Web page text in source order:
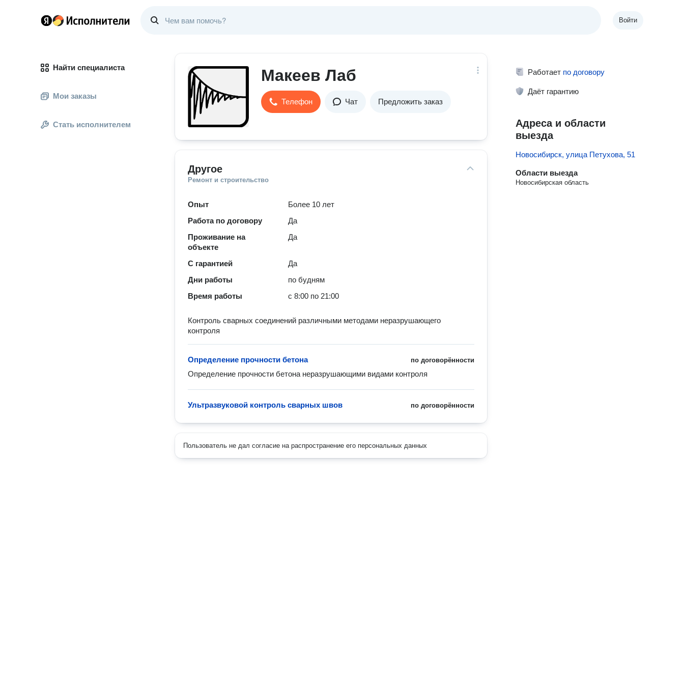
Войти
Найти специалиста
Мои заказы
Стать исполнителем
Макеев Лаб
Телефон Чат Предложить заказ
Другое
Ремонт и строительство
Опыт
Более 10 лет
Работа по договору
Да
Проживание на
объекте
Да
С гарантией
Да
Дни работы
по будням
Время работы
с 8:00 по 21:00
Контроль сварных соединений различными методами неразрушающего
контроля
по договорённости
Определение прочности бетона
Определение прочности бетона неразрушающими видами контроля
по договорённости
Ультразвуковой контроль сварных швов
Пользователь не дал согласие на распространение его персональных данных
Работает по договору
Даёт гарантию
Адреса и области
выезда
Новосибирск, улица Петухова, 51
Области выезда
Новосибирская область